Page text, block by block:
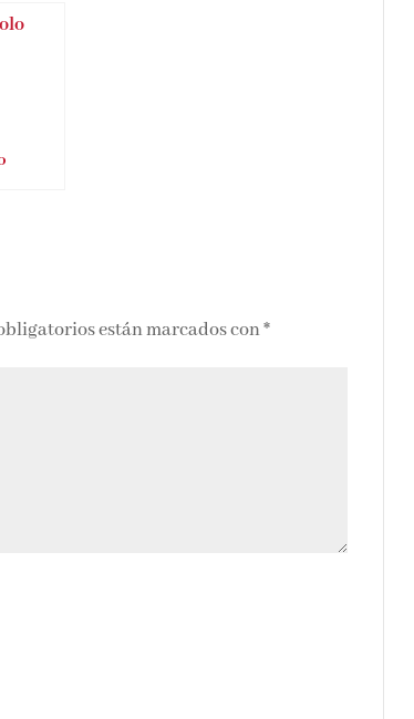
están marcados con*